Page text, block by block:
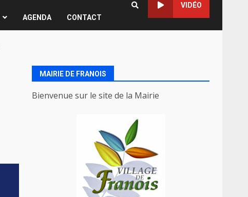
AGENDA CONTACT
VIDÉO
MAIRIE DE FRANOIS
Bienvenue sur le site de la Mairie